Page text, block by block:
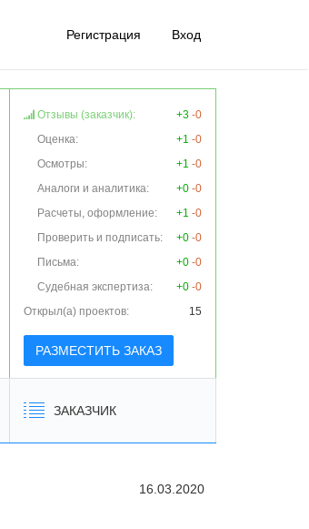
Регистрация Вход
Отзывы (заказчик): +3 -0
Оценка:
+1 -0
Осмотры:
+1 -0
Аналоги и аналитика:
+0 -0
Расчеты, оформление:
+1 -0
Проверить и подписать:
+0 -0
Письма:
+0 -0
Судебная экспертиза:
+0 -0
Открыл(а) проектов:
15
РАЗМЕСТИТЬ ЗАКАЗ
ЗАКАЗЧИК
16.03.2020